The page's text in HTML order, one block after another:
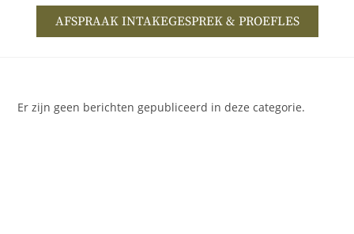
AFSPRAAK INTAKEGESPREK & PROEFLES
Er zijn geen berichten gepubliceerd in deze categorie.